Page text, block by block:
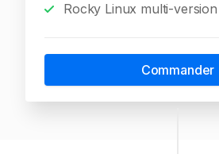
Rocky Linux multi-version
Commander